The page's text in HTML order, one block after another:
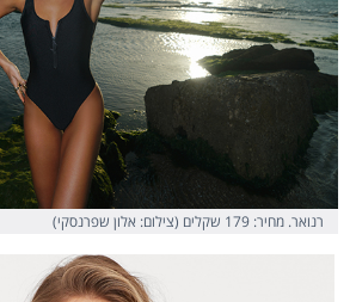
רנואר. מחיר: 179 שקלים (צילום: אלון שפרנסקי)